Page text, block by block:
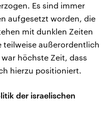
Es sind immer
aufgesetzt worden, die
mit dunklen Zeiten
teilweise außerordentlich
höchste Zeit, dass
hierzu positioniert.
der israelischen